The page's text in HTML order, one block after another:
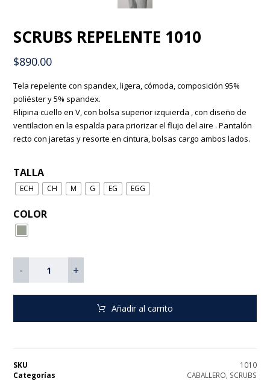
SCRUBS REPELENTE 1010
$890.00
Tela repelente con spandex, ligera, cómoda, composición 95%
poliéster y 5% spandex.
Filipina cuello en V, con bolsa superior izquierda , con diseño de
ventilacion en la espalda para priorizar el flujo del aire . Pantalón
recto con jaretas y resorte en cintura, bolsas cargo ambos lados.
TALLA
ECH CH M G EG EGG
COLOR
- +
Añadir al carrito
SKU
1010
Categorías
CABALLERO SCRUBS